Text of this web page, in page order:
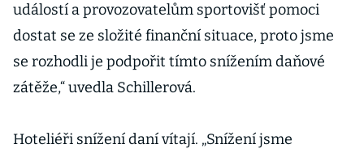
událostí a provozovatelům sportovišť pomoci
dostat se ze složité finanční situace, proto jsme
se rozhodli je podpořit tímto snížením daňové
zátěže,“ uvedla Schillerová.
Hoteliéři snížení daní vítají. „Snížení jsme